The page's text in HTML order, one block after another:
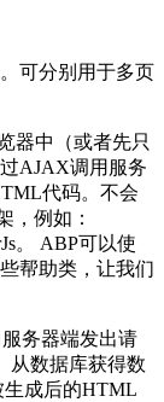
可分别用于多页
器中（或者先只
AJAX调用服务
代码。不会
，例如：
。 ABP可以使
帮助类，让我们
务器端发出请
从数据库获得数
生成后的HTML